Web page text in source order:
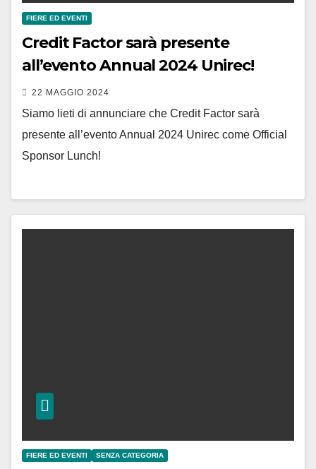
FIERE ED EVENTI
Credit Factor sarà presente
all’evento Annual 2024 Unirec!
22 MAGGIO 2024
Siamo lieti di annunciare che Credit Factor sarà
presente all’evento Annual 2024 Unirec come Official
Sponsor Lunch!
FIERE ED EVENTI SENZA CATEGORIA